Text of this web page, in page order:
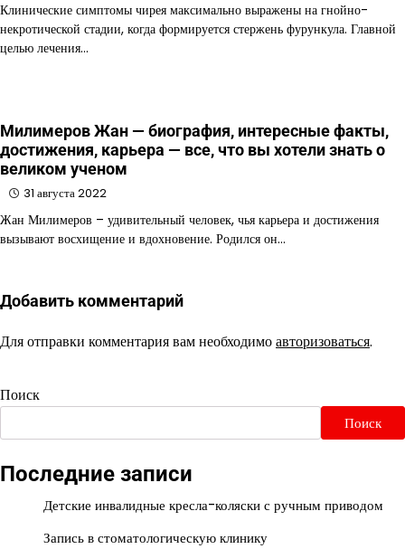
Клинические симптомы чирея максимально выражены на гнойно-
некротической стадии, когда формируется стержень фурункула. Главной
целью лечения…
Милимеров Жан — биография, интересные факты,
достижения, карьера — все, что вы хотели знать о
великом ученом
31 августа 2022
Жан Милимеров – удивительный человек, чья карьера и достижения
вызывают восхищение и вдохновение. Родился он…
Добавить комментарий
Для отправки комментария вам необходимоавторизоваться.
Поиск
Поиск
Последние записи
Детские инвалидные кресла-коляски с ручным приводом
Запись в стоматологическую клинику